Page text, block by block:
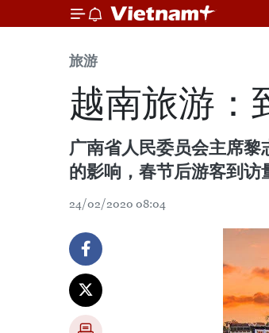
旅游
越南旅游：
广南省人民委员会主席
的影响，春节后游客到访
24/02/2020 08:04